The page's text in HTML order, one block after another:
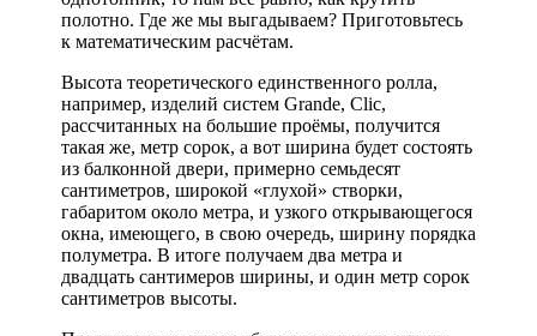
полотно. Где же мы выгадываем? Приготовьтесь
к математическим расчётам.
Высота теоретического единственного ролла,
например, изделий систем Grande, Clic,
рассчитанных на большие проёмы, получится
такая же, метр сорок, а вот ширина будет состоять
из балконной двери, примерно семьдесят
сантиметров, широкой «глухой» створки,
габаритом около метра, и узкого открывающегося
окна, имеющего, в свою очередь, ширину порядка
полуметра. В итоге получаем два метра и
двадцать сантимеров ширины, и один метр сорок
сантиметров высоты.